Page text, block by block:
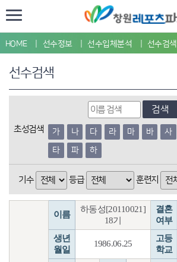
HOME 선수정보 선수입체분석 선수검색
선수검색
검색
초성검색 가 나 다 라 마 바 사
타
파 하
기수 등급 훈련지
이름
하동성[20110021]
18기
결혼
여부
생년
월일
1986.06.25
고등
학교